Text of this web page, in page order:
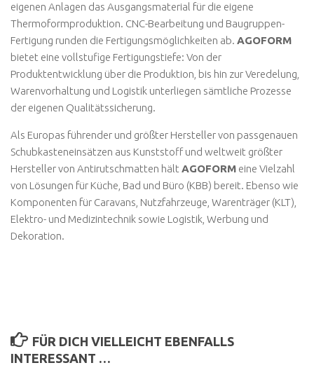
eigenen Anlagen das Ausgangsmaterial für die eigene
Thermoformproduktion. CNC-Bearbeitung und Baugruppen-
Fertigung runden die Fertigungsmöglichkeiten ab. AGOFORM
bietet eine vollstufige Fertigungstiefe: Von der
Produktentwicklung über die Produktion, bis hin zur Veredelung,
Warenvorhaltung und Logistik unterliegen sämtliche Prozesse
der eigenen Qualitätssicherung.
Als Europas führender und größter Hersteller von passgenauen
Schubkasteneinsätzen aus Kunststoff und weltweit größter
Hersteller von Antirutschmatten hält AGOFORM eine Vielzahl
von Lösungen für Küche, Bad und Büro (KBB) bereit. Ebenso wie
Komponenten für Caravans, Nutzfahrzeuge, Warenträger (KLT),
Elektro- und Medizintechnik sowie Logistik, Werbung und
Dekoration.
FÜR DICH VIELLEICHT EBENFALLS
INTERESSANT …